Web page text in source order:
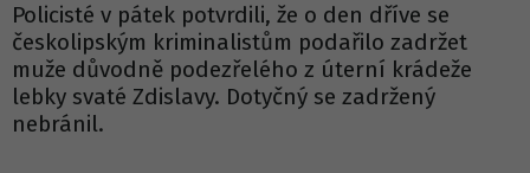
Policisté v pátek potvrdili, že o den dříve se
českolipským kriminalistům podařilo zadržet
muže důvodně podezřelého z úterní krádeže
lebky svaté Zdislavy. Dotyčný se zadržený
nebránil.